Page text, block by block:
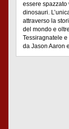
essere spazzato
dinosauri.
attraverso la
del mondo e
Tessiragnatele
da Jason Aaron